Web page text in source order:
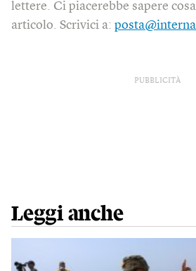
lettere. Ci piacerebbe sapere
articolo. Scrivici a:
PUBBLICITÀ
Leggi anche